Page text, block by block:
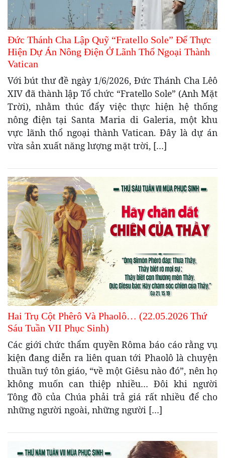
Đức Thánh Cha Lập Quỹ “Fratello Sole” Để Thực
Hiện Dự Án Nông Điện Ở Lãnh Thổ Ngoại Thành
Vatican
Với bút thư đề ngày 1/6/2026, Đức Thánh Cha Lêô
XIV đã thành lập Tổ chức “Fratello Sole” (Anh Mặt
Trời), nhằm thúc đẩy việc thực hiện hệ thống
nông điện tại Santa Maria di Galeria, một khu
vực lãnh thổ ngoại thành Vatican. Đây là dự án
vừa sản xuất năng lượng mặt trời, […]
Hai Trụ Cột Phêrô Và Phaolô… (22.05.2026 Thứ
Sáu Tuần VII Phục Sinh)
Các giới chức thẩm quyền Rôma báo cáo rằng vụ
kiện đang diễn ra liên quan tới Phaolô là chuyện
thuần tuý tôn giáo, “về một Giêsu nào đó”, nên họ
không muốn can thiệp nhiều… Đôi khi người
Tông đồ của Chúa phải trả giá rất nhiều để cho
những người ngoài, những người […]